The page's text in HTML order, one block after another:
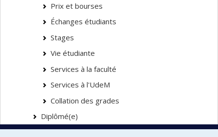
Prix et bourses
Échanges étudiants
Stages
Vie étudiante
Services à la faculté
Services à l'UdeM
Collation des grades
Diplômé(e)